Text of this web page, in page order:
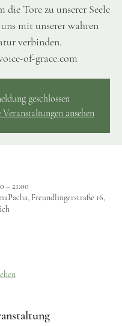
die Tore zu unserer Seele
mit unserer wahren
verbinden.
of-grace.com
geschlossen
Veranstaltungen ansehen
– 21:00
Freundlingerstraße 16,